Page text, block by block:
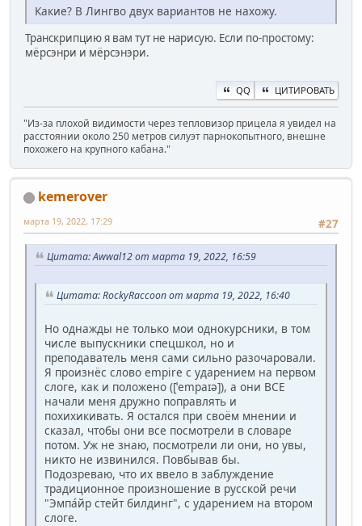
Какие? В Лингво двух вариантов не нахожу.
Транскрипцию я вам тут не нарисую. Если по-простому:
мёрсэнри и мёрсэнэри.
QQ ЦИТИРОВАТЬ
"Из-за плохой видимости через тепловизор прицела я увидел на
расстоянии около 250 метров силуэт парнокопытного, внешне
похожего на крупного кабана."
kemerover
#27
марта 19, 2022, 17:29
Цитата: Awwal12 от марта 19, 2022, 16:59
Цитата: RockyRaccoon от марта 19, 2022, 16:40
Но однажды не только мои однокурсники, в том
числе выпускники спецшкол, но и
преподаватель меня сами сильно разочаровали.
Я произнёс слово empire с ударением на первом
слоге, как и положено ([ˈempaɪə]), а они ВСЕ
начали меня дружно поправлять и
похихикивать. Я остался при своём мнении и
сказал, чтобы они все посмотрели в словаре
потом. Уж не знаю, посмотрели ли они, но увы,
никто не извинился. Повбывав бы.
Подозреваю, что их ввело в заблуждение
традиционное произношение в русской речи
"Эмпа́йр стейт билдинг", с ударением на втором
слоге.